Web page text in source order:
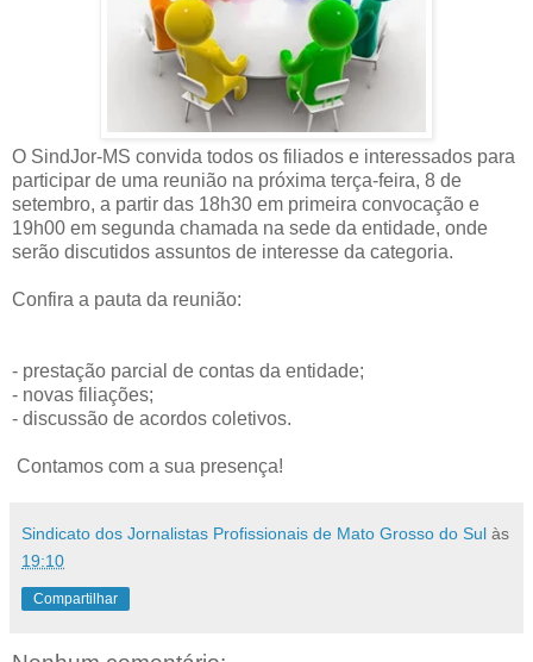
O SindJor-MS convida todos os filiados e interessados para
participar de uma reunião na próxima terça-feira, 8 de
setembro, a partir das 18h30 em primeira convocação e
19h00 em segunda chamada na sede da entidade, onde
serão discutidos assuntos de interesse da categoria.
Confira a pauta da reunião:
- prestação parcial de contas da entidade;
- novas filiações;
- discussão de acordos coletivos.
Contamos com a sua presença!
Sindicato dos Jornalistas Profissionais de Mato Grosso do Sul às
19:10
Compartilhar